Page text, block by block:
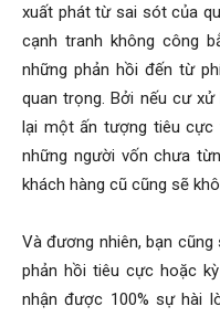
xuất phát từ sai sót của
cạnh tranh không công
những phản hồi đến từ
quan trọng. Bởi nếu cư
lại một ấn tượng tiêu cực
những người vốn chưa
khách hàng cũ cũng sẽ
Và đương nhiên, bạn
phản hồi tiêu cực hoặc
nhận được 100% sự hài